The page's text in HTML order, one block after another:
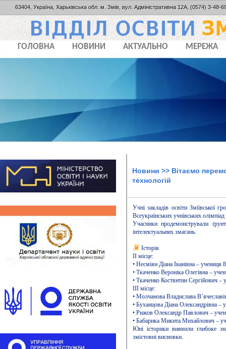
63404, Україна, Харьківська обл. м. Змів, вул. Адміністративна 12А, (0574) 3-48-
ГОЛОВНА НОВИНИ АКТУАЛЬНО МЕРЕЖА
Новини >> Вітаємо
технологій
Учні закладів освіти Зміївської
Всеукраїнських учнівських
Учасники продемонстрували
інтелектуальних змагань.
Історія
ІІ місце:
• Несміян Діана Іванівна –
• Ткаченко Вероніка Олегівна –
• Ткаченко Костянтин Сергійович –
ІІІ місце:
• Молчанова Владислава
• Буханцова Діана Олександрівна
• Рижов Олександр Павлович –
• Бабарика Микита Михайлович –
Юні історики виявили глибоке
змістовні висновки.